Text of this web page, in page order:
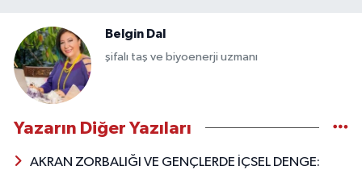
Belgin Dal
şifalı taş ve biyoenerji uzmanı
Yazarın Diğer Yazıları
AKRAN ZORBALIĞI VE GENÇLERDE İÇSEL DENGE: